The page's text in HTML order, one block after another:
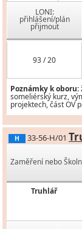
LONI:
přihlášení/plán
přijmout
93 / 20
Poznámky k oboru:
someliérský kurz,
projektech, část OV
H 33-56-H/01
Zaměření nebo
Truhlář